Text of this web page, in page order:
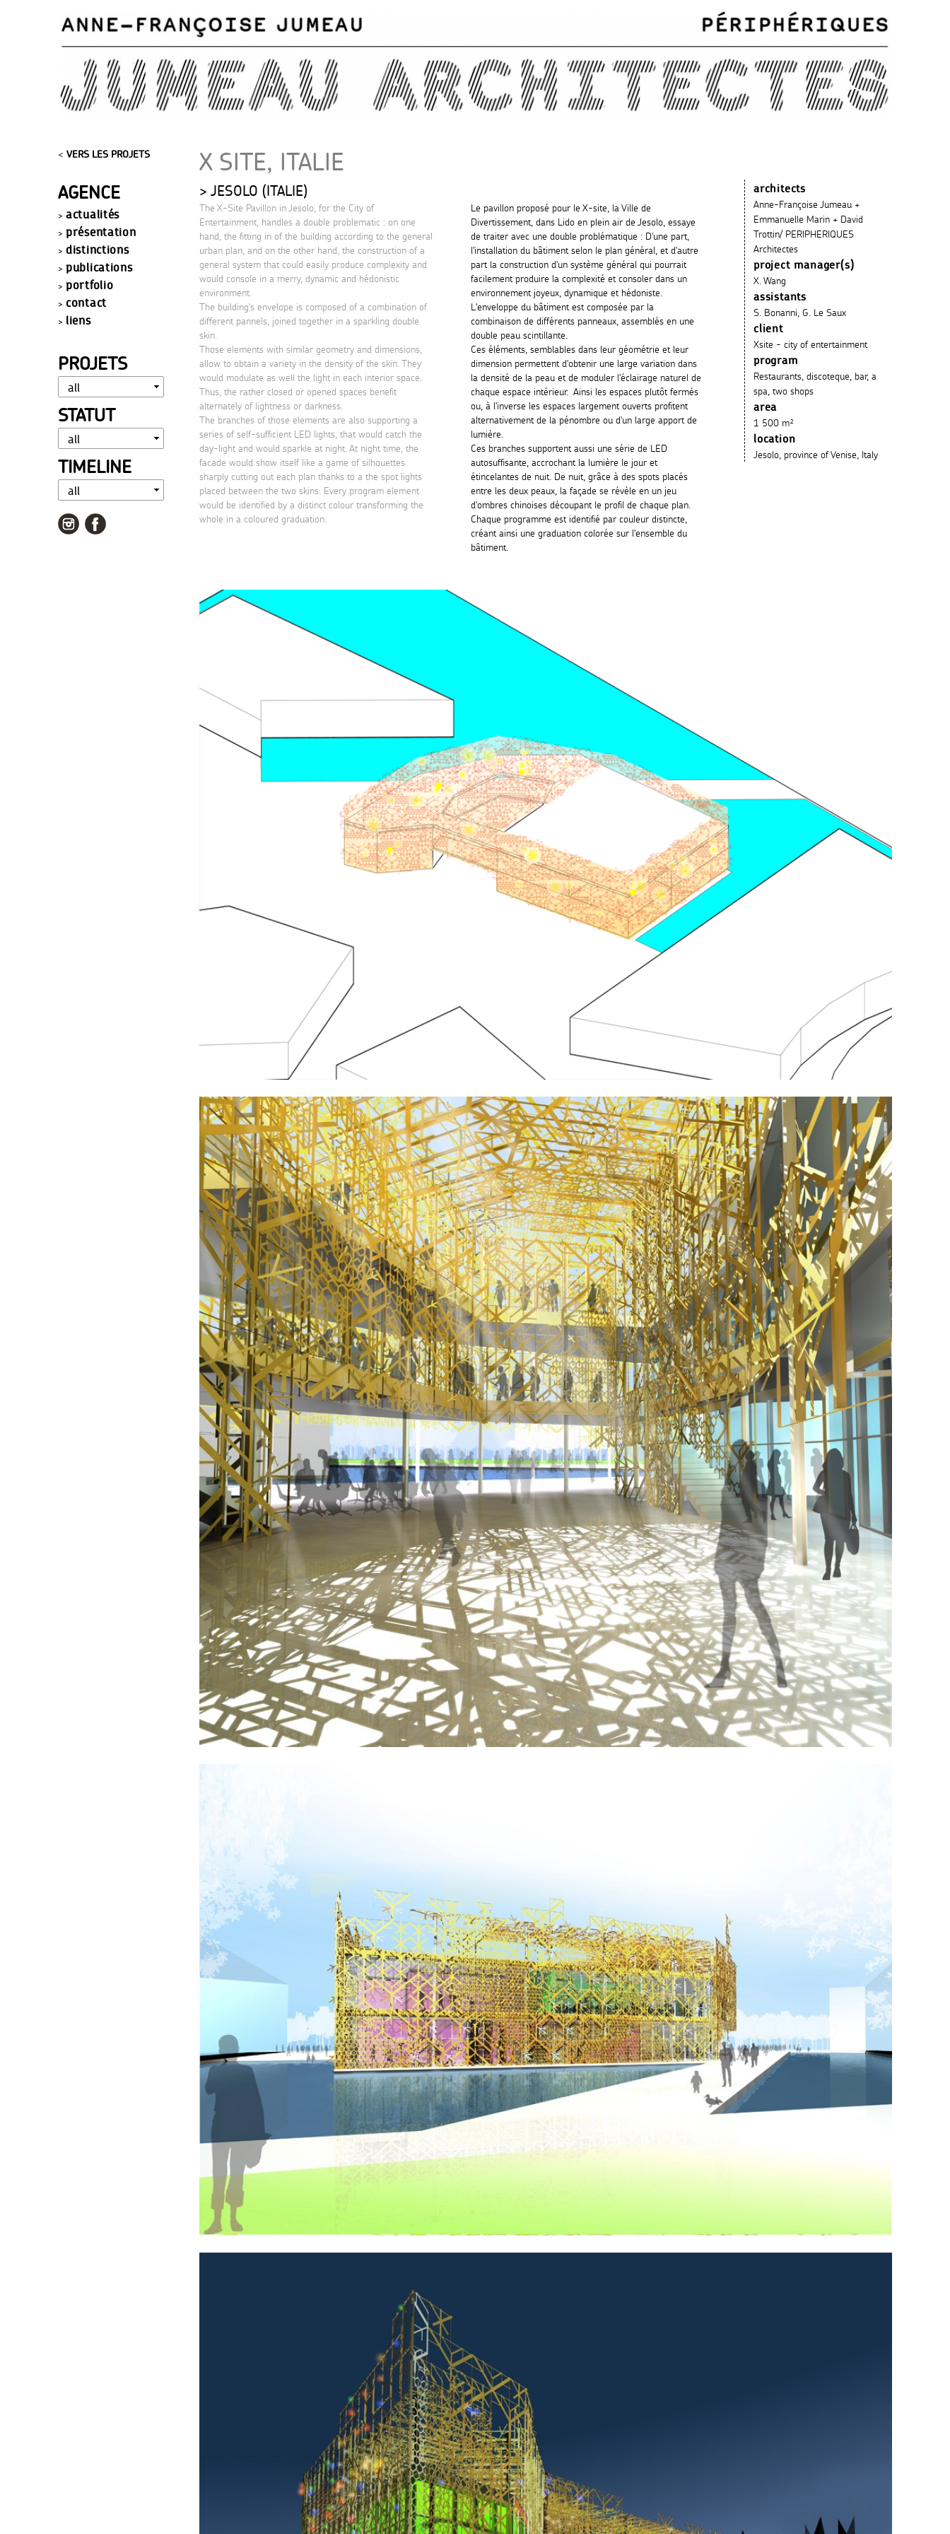
< VERS LES PROJETS
AGENCE
actualités
présentation
distinctions
publications
portfolio
contact
liens
PROJETS
STATUT
TIMELINE
X SITE, ITALIE
JESOLO (ITALIE)
The X-Site Pavillon in Jesolo, for the City of
Entertainment, handles a double problematic : on one
hand, the fitting in of the building according to the general
urban plan, and on the other hand, the construction of a
general system that could easily produce complexity and
would console in a merry, dynamic and hédonistic
environment.
The building's envelope is composed of a combination of
different pannels, joined together in a sparkling double
skin.
Those elements with similar geometry and dimensions,
allow to obtain a variety in the density of the skin. They
would modulate as well the light in each interior space.
Thus, the rather closed or opened spaces benefit
alternately of lightness or darkness.
The branches of those elements are also supporting a
series of self-sufficient LED lights, that would catch the
day-light and would sparkle at night. At night time, the
facade would show itself like a game of silhouettes
sharply cutting out each plan thanks to a the spot lights
placed between the two skins. Every program element
would be identified by a distinct colour transforming the
whole in a coloured graduation.
Le pavillon proposé pour le X-site, la Ville de
Divertissement, dans Lido en plein air de Jesolo, essaye
de traiter avec une double problématique : D'une part,
l'installation du bâtiment selon le plan général, et d'autre
part la construction d'un système général qui pourrait
facilement produire la complexité et consoler dans un
environnement joyeux, dynamique et hédoniste.
L'enveloppe du bâtiment est composée par la
combinaison de différents panneaux, assemblés en une
double peau scintillante.
Ces éléments, semblables dans leur géométrie et leur
dimension permettent d'obtenir une large variation dans
la densité de la peau et de moduler l'éclairage naturel de
chaque espace intérieur. Ainsi les espaces plutôt fermés
ou, à l'inverse les espaces largement ouverts profitent
alternativement de la pénombre ou d'un large apport de
lumière.
Ces branches supportent aussi une série de LED
autosuffisante, accrochant la lumière le jour et
étincelantes de nuit. De nuit, grâce à des spots placés
entre les deux peaux, la façade se révèle en un jeu
d'ombres chinoises découpant le profil de chaque plan.
Chaque programme est identifié par couleur distincte,
créant ainsi une graduation colorée sur l'ensemble du
bâtiment.
architects
Anne-Françoise Jumeau +
Emmanuelle Marin + David
Trottin/ PERIPHERIQUES
Architectes
project manager(s)
X. Wang
assistants
S. Bonanni, G. Le Saux
client
Xsite - city of entertainment
program
Restaurants, discoteque, bar, a
spa, two shops
area
1 500 m²
location
Jesolo, province of Venise, Italy